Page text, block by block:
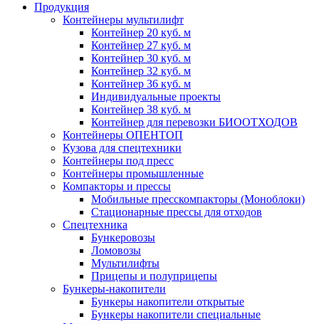
Продукция
Контейнеры мультилифт
Контейнер 20 куб. м
Контейнер 27 куб. м
Контейнер 30 куб. м
Контейнер 32 куб. м
Контейнер 36 куб. м
Индивидуальные проекты
Контейнер 38 куб. м
Контейнер для перевозки БИООТХОДОВ
Контейнеры ОПЕНТОП
Кузова для спецтехники
Контейнеры под пресс
Контейнеры промышленные
Компакторы и прессы
Мобильные пресскомпакторы (Моноблоки)
Стационарные прессы для отходов
Спецтехника
Бункеровозы
Ломовозы
Мультилифты
Прицепы и полуприцепы
Бункеры-накопители
Бункеры накопители открытые
Бункеры накопители специальные